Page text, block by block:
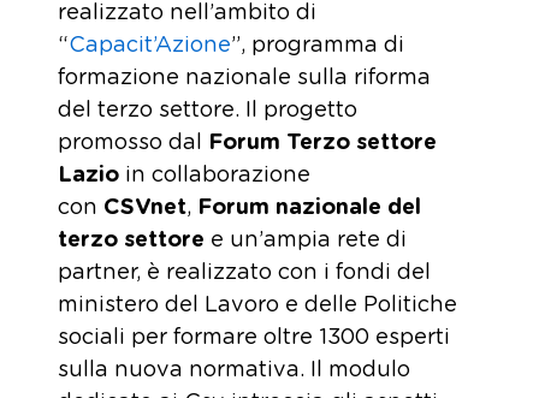
realizzato nell’ambito di
“Capacit’Azione”, programma di
formazione nazionale sulla riforma
del terzo settore. Il progetto
promosso dal Forum Terzo settore
Lazio in collaborazione
con CSVnet, Forum nazionale del
terzo settore e un’ampia rete di
partner, è realizzato con i fondi del
ministero del Lavoro e delle Politiche
sociali per formare oltre 1300 esperti
sulla nuova normativa. Il modulo